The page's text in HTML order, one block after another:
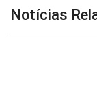
Notícias